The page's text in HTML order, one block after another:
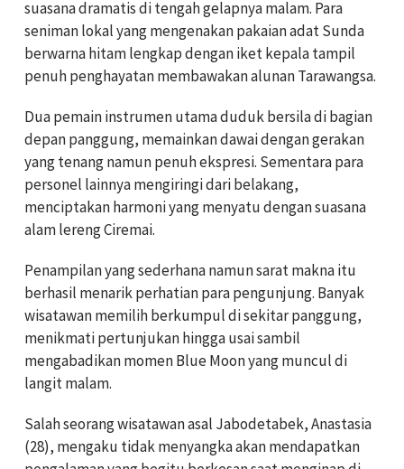
suasana dramatis di tengah gelapnya malam. Para
seniman lokal yang mengenakan pakaian adat Sunda
berwarna hitam lengkap dengan iket kepala tampil
penuh penghayatan membawakan alunan Tarawangsa.
Dua pemain instrumen utama duduk bersila di bagian
depan panggung, memainkan dawai dengan gerakan
yang tenang namun penuh ekspresi. Sementara para
personel lainnya mengiringi dari belakang,
menciptakan harmoni yang menyatu dengan suasana
alam lereng Ciremai.
Penampilan yang sederhana namun sarat makna itu
berhasil menarik perhatian para pengunjung. Banyak
wisatawan memilih berkumpul di sekitar panggung,
menikmati pertunjukan hingga usai sambil
mengabadikan momen Blue Moon yang muncul di
langit malam.
Salah seorang wisatawan asal Jabodetabek, Anastasia
(28), mengaku tidak menyangka akan mendapatkan